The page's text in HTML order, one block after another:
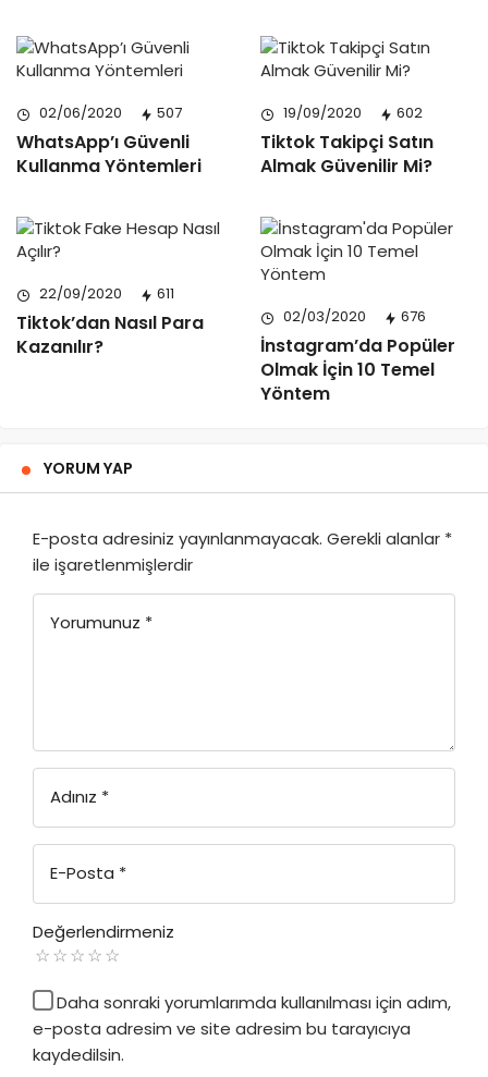
02/06/2020 507
WhatsApp’ı Güvenli
Kullanma Yöntemleri
19/09/2020 602
Tiktok Takipçi Satın
Almak Güvenilir Mi?
22/09/2020 611
Tiktok’dan Nasıl Para
Kazanılır?
02/03/2020 676
İnstagram’da Popüler
Olmak İçin 10 Temel
Yöntem
YORUM YAP
E-posta adresiniz yayınlanmayacak. Gerekli alanlar *
ile işaretlenmişlerdir
Yorumunuz *
Adınız *
E-Posta *
Değerlendirmeniz
Daha sonraki yorumlarımda kullanılması için adım,
e-posta adresim ve site adresim bu tarayıcıya
kaydedilsin.